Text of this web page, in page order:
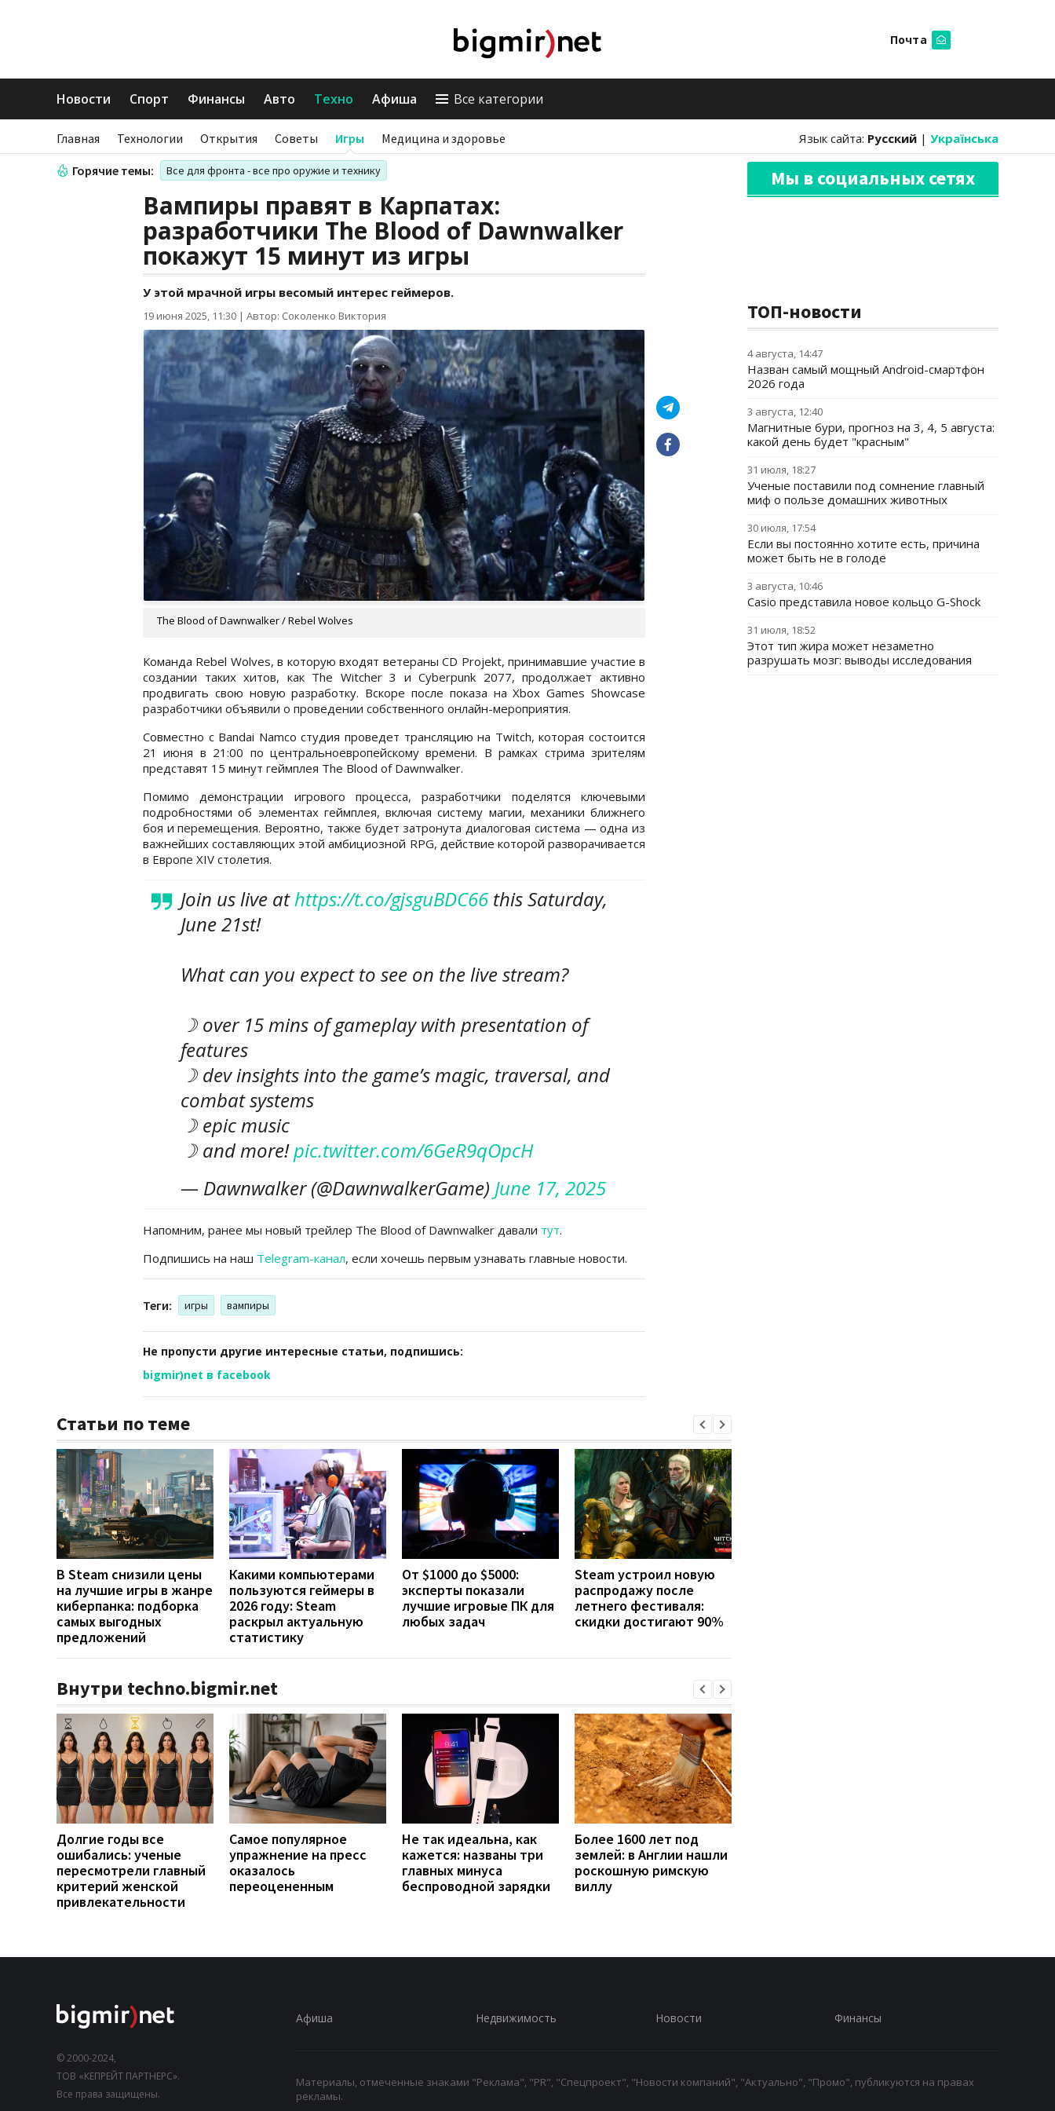
Почта
Новости Спорт Финансы Авто Техно Афиша Все категории
Главная Технологии Открытия Советы Игры Медицина и здоровье Язык сайта: Русский | Українська
Горячие темы: Все для фронта - все про оружие и технику
Вампиры правят в Карпатах:
разработчики The Blood of Dawnwalker
покажут 15 минут из игры
У этой мрачной игры весомый интерес геймеров.
19 июня 2025, 11:30 | Автор: Соколенко Виктория
The Blood of Dawnwalker / Rebel Wolves
Команда Rebel Wolves, в которую входят ветераны CD Projekt, принимавшие участие в
создании таких хитов, как The Witcher 3 и Cyberpunk 2077, продолжает активно
продвигать свою новую разработку. Вскоре после показа на Xbox Games Showcase
разработчики объявили о проведении собственного онлайн-мероприятия.
Совместно с Bandai Namco студия проведет трансляцию на Twitch, которая состоится
21 июня в 21:00 по центральноевропейскому времени. В рамках стрима зрителям
представят 15 минут геймплея The Blood of Dawnwalker.
Помимо демонстрации игрового процесса, разработчики поделятся ключевыми
подробностями об элементах геймплея, включая систему магии, механики ближнего
боя и перемещения. Вероятно, также будет затронута диалоговая система — одна из
важнейших составляющих этой амбициозной RPG, действие которой разворачивается
в Европе XIV столетия.
Join us live athttps://t.co/gjsguBDC66 this Saturday,
June 21st!
What can you expect to see on the live stream?
☽ over 15 mins of gameplay with presentation of
features
☽ dev insights into the game’s magic, traversal, and
combat systems
☽ epic music
☽ and more!pic.twitter.com/6GeR9qOpcH
— Dawnwalker (@DawnwalkerGame) June 17, 2025
Напомним, ранее мы новый трейлер The Blood of Dawnwalker давали тут.
Подпишись на наш Telegram-канал, если хочешь первым узнавать главные новости.
Теги: игры вампиры
Не пропусти другие интересные статьи, подпишись:
bigmir)net в facebook
Статьи по теме
В Steam снизили цены
на лучшие игры в жанре
киберпанка: подборка
самых выгодных
предложений
Какими компьютерами
пользуются геймеры в
2026 году: Steam
раскрыл актуальную
статистику
От $1000 до $5000:
эксперты показали
лучшие игровые ПК для
любых задач
Steam устроил новую
распродажу после
летнего фестиваля:
скидки достигают 90%
Внутри techno.bigmir.net
Долгие годы все
ошибались: ученые
пересмотрели главный
критерий женской
привлекательности
Самое популярное
упражнение на пресс
оказалось
переоцененным
Не так идеальна, как
кажется: названы три
главных минуса
беспроводной зарядки
Более 1600 лет под
землей: в Англии нашли
роскошную римскую
виллу
Мы в социальных сетях
ТОП-новости
4 августа, 14:47
Назван самый мощный Android-смартфон
2026 года
3 августа, 12:40
Магнитные бури, прогноз на 3, 4, 5 августа:
какой день будет "красным"
31 июля, 18:27
Ученые поставили под сомнение главный
миф о пользе домашних животных
30 июля, 17:54
Если вы постоянно хотите есть, причина
может быть не в голоде
3 августа, 10:46
Casio представила новое кольцо G-Shock
31 июля, 18:52
Этот тип жира может незаметно
разрушать мозг: выводы исследования
© 2000-2024,
ТОВ «КЕПРЕЙТ ПАРТНЕРС».
Все права защищены.
Афиша Недвижимость Новости Финансы
Материалы, отмеченные знаками "Реклама", "PR", "Спецпроект", "Новости компаний", "Актуально", "Промо", публикуются на правах
рекламы.